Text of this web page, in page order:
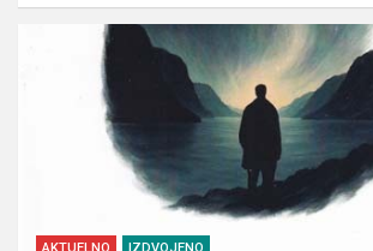
AKTUELNO IZDVOJENO